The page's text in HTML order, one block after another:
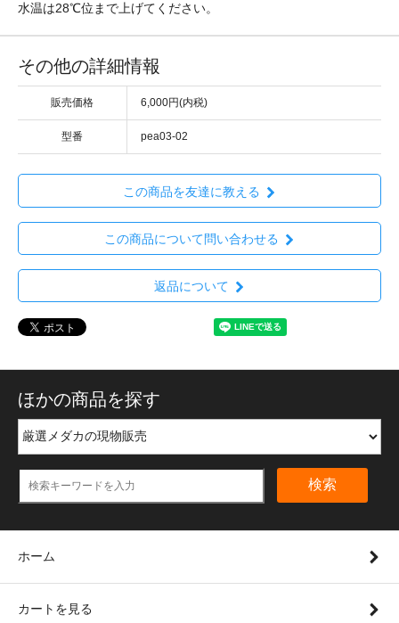
水温は28℃位まで上げてください。
その他の詳細情報
販売価格 6,000円(内税)
型番 pea03-02
この商品を友達に教える
この商品について問い合わせる
返品について
ほかの商品を探す
検索
ホーム
カートを見る